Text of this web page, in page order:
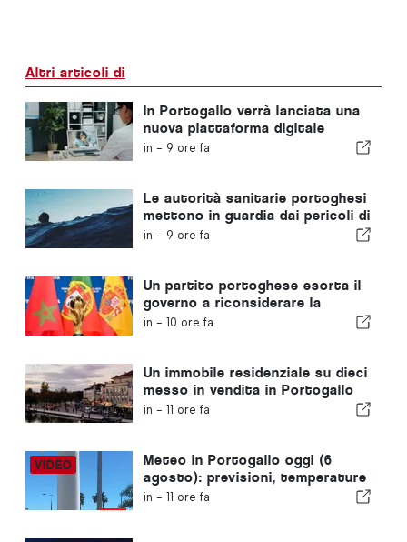
Altri articoli di
In Portogallo verrà lanciata una
nuova piattaforma digitale
dedicata alla sanità
in - 9 ore fa
Le autorità sanitarie portoghesi
mettono in guardia dai pericoli di
annegamento
in - 9 ore fa
Un partito portoghese esorta il
governo a riconsiderare la
candidatura del Marocco a
in - 10 ore fa
Un immobile residenziale su dieci
messo in vendita in Portogallo
viene venduto in meno di una
in - 11 ore fa
Meteo in Portogallo oggi (6
agosto): previsioni, temperature
e cosa aspettarsi
in - 11 ore fa